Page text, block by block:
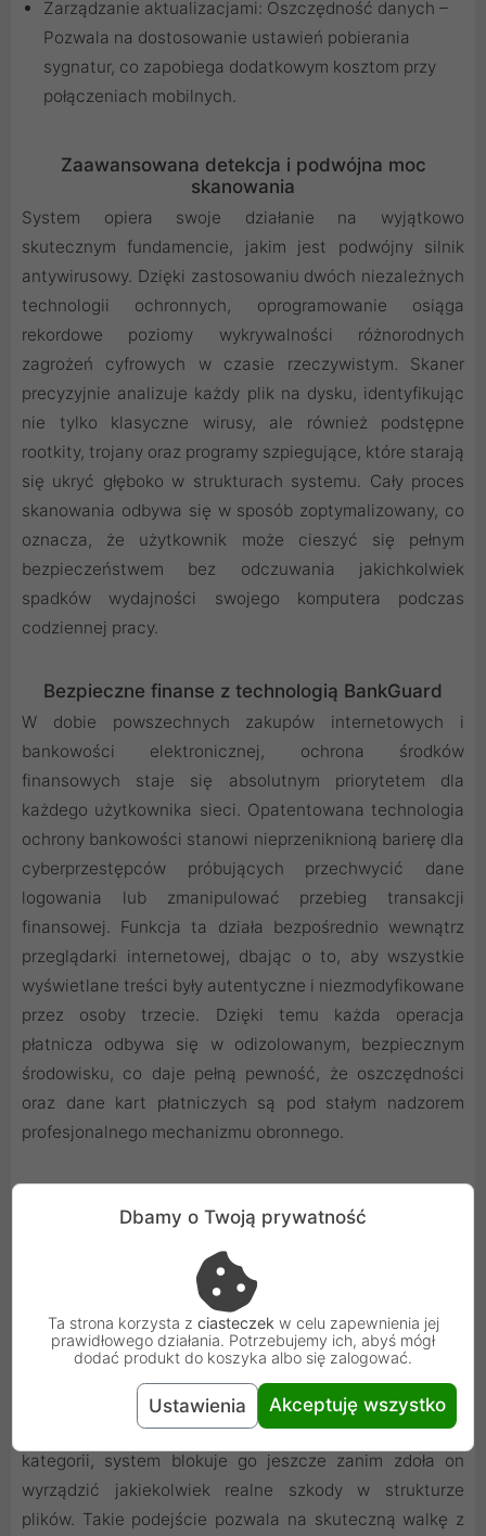
Zarządzanie aktualizacjami: Oszczędność danych –
Pozwala na dostosowanie ustawień pobierania
sygnatur, co zapobiega dodatkowym kosztom przy
połączeniach mobilnych.
Zaawansowana detekcja i podwójna moc
skanowania
System opiera swoje działanie na wyjątkowo
skutecznym fundamencie, jakim jest podwójny silnik
antywirusowy. Dzięki zastosowaniu dwóch niezależnych
technologii ochronnych, oprogramowanie osiąga
rekordowe poziomy wykrywalności różnorodnych
zagrożeń cyfrowych w czasie rzeczywistym. Skaner
precyzyjnie analizuje każdy plik na dysku, identyfikując
nie tylko klasyczne wirusy, ale również podstępne
rootkity, trojany oraz programy szpiegujące, które starają
się ukryć głęboko w strukturach systemu. Cały proces
skanowania odbywa się w sposób zoptymalizowany, co
oznacza, że użytkownik może cieszyć się pełnym
bezpieczeństwem bez odczuwania jakichkolwiek
spadków wydajności swojego komputera podczas
codziennej pracy.
Bezpieczne finanse z technologią BankGuard
W dobie powszechnych zakupów internetowych i
bankowości elektronicznej, ochrona środków
finansowych staje się absolutnym priorytetem dla
każdego użytkownika sieci. Opatentowana technologia
ochrony bankowości stanowi nieprzeniknioną barierę dla
cyberprzestępców próbujących przechwycić dane
logowania lub zmanipulować przebieg transakcji
finansowej. Funkcja ta działa bezpośrednio wewnątrz
przeglądarki internetowej, dbając o to, aby wszystkie
wyświetlane treści były autentyczne i niezmodyfikowane
przez osoby trzecie. Dzięki temu każda operacja
płatnicza odbywa się w odizolowanym, bezpiecznym
środowisku, co daje pełną pewność, że oszczędności
oraz dane kart płatniczych są pod stałym nadzorem
profesjonalnego mechanizmu obronnego.
Świat cyberzagrożeń ewoluuje niezwykle szybko,
dlatego tradycyjne bazy sygnatur są tu uzupełniane
przez inteligentny moduł kontroli zachowania plików.
Technologia ta nieustannie monitoruje procesy
uruchomione w tle i natychmiast reaguje, gdy tylko
zauważy jakiekolwiek podejrzane anomalie w schemacie
działania aplikacji. Jeśli dany program zaczyna
zachowywać się w sposób nietypowy dla swojej
kategorii, system blokuje go jeszcze zanim zdoła on
wyrządzić jakiekolwiek realne szkody w strukturze
plików. Takie podejście pozwala na skuteczną walkę z
Dbamy o Twoją prywatność
Ta strona korzysta z ciasteczek w celu zapewnienia jej
prawidłowego działania. Potrzebujemy ich, abyś mógł
dodać produkt do koszyka albo się zalogować.
Ustawienia Akceptuję wszystko